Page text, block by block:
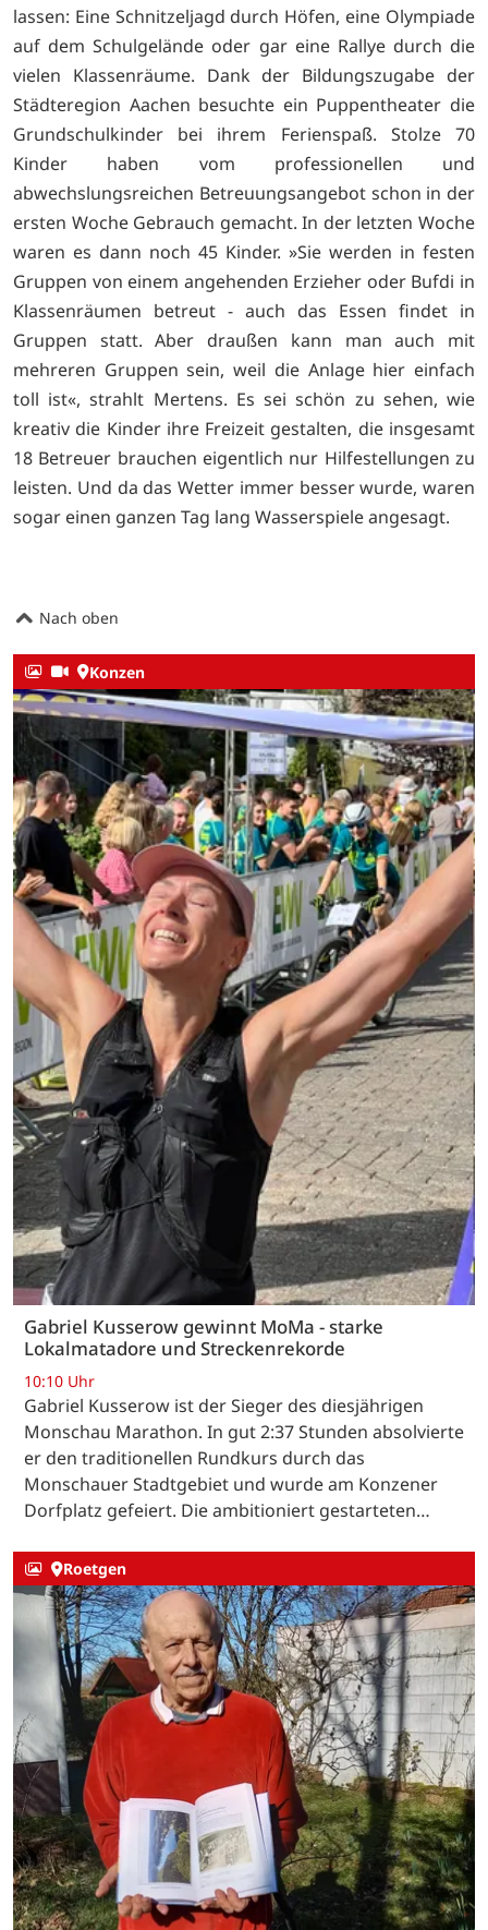
lassen: Eine Schnitzeljagd durch Höfen, eine Olympiade
auf dem Schulgelände oder gar eine Rallye durch die
vielen Klassenräume. Dank der Bildungszugabe der
Städteregion Aachen besuchte ein Puppentheater die
Grundschulkinder bei ihrem Ferienspaß. Stolze 70
Kinder haben vom professionellen und
abwechslungsreichen Betreuungsangebot schon in der
ersten Woche Gebrauch gemacht. In der letzten Woche
waren es dann noch 45 Kinder. »Sie werden in festen
Gruppen von einem angehenden Erzieher oder Bufdi in
Klassenräumen betreut - auch das Essen findet in
Gruppen statt. Aber draußen kann man auch mit
mehreren Gruppen sein, weil die Anlage hier einfach
toll ist«, strahlt Mertens. Es sei schön zu sehen, wie
kreativ die Kinder ihre Freizeit gestalten, die insgesamt
18 Betreuer brauchen eigentlich nur Hilfestellungen zu
leisten. Und da das Wetter immer besser wurde, waren
sogar einen ganzen Tag lang Wasserspiele angesagt.
Nach oben
Konzen
Gabriel Kusserow gewinnt MoMa - starke
Lokalmatadore und Streckenrekorde
10:10 Uhr
Gabriel Kusserow ist der Sieger des diesjährigen
Monschau Marathon. In gut 2:37 Stunden absolvierte
er den traditionellen Rundkurs durch das
Monschauer Stadtgebiet und wurde am Konzener
Dorfplatz gefeiert. Die ambitioniert gestarteten…
Roetgen